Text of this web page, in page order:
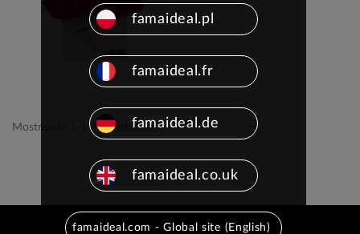
Mostrando 1-1 de 1 artículo(s)
famaideal.pl
famaideal.fr
famaideal.de
famaideal.co.uk
famaideal.com - Global site (English)